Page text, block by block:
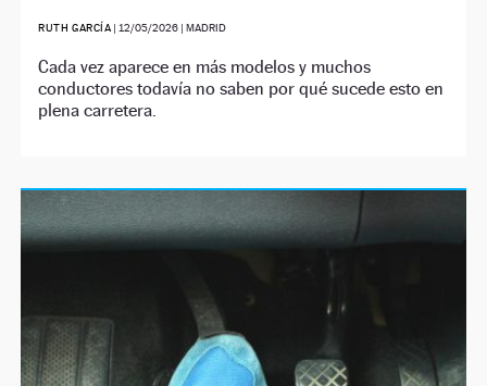
RUTH GARCÍA | 12/05/2026 | MADRID
Cada vez aparece en más modelos y muchos
conductores todavía no saben por qué sucede esto en
plena carretera.